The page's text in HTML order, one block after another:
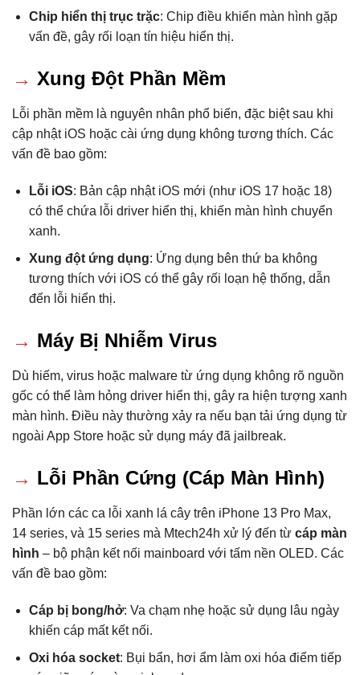
Chip hiển thị trục trặc: Chip điều khiển màn hình gặp
vấn đề, gây rối loạn tín hiệu hiển thị.
→ Xung Đột Phần Mềm
Lỗi phần mềm là nguyên nhân phổ biến, đặc biệt sau khi
cập nhật iOS hoặc cài ứng dụng không tương thích. Các
vấn đề bao gồm:
Lỗi iOS: Bản cập nhật iOS mới (như iOS 17 hoặc 18)
có thể chứa lỗi driver hiển thị, khiến màn hình chuyển
xanh.
Xung đột ứng dụng: Ứng dụng bên thứ ba không
tương thích với iOS có thể gây rối loạn hệ thống, dẫn
đến lỗi hiển thị.
→ Máy Bị Nhiễm Virus
Dù hiếm, virus hoặc malware từ ứng dụng không rõ nguồn
gốc có thể làm hỏng driver hiển thị, gây ra hiện tượng xanh
màn hình. Điều này thường xảy ra nếu bạn tải ứng dụng từ
ngoài App Store hoặc sử dụng máy đã jailbreak.
→ Lỗi Phần Cứng (Cáp Màn Hình)
Phần lớn các ca lỗi xanh lá cây trên iPhone 13 Pro Max,
14 series, và 15 series mà Mtech24h xử lý đến từ cáp màn
hình – bộ phận kết nối mainboard với tấm nền OLED. Các
vấn đề bao gồm:
Cáp bị bong/hở: Va chạm nhẹ hoặc sử dụng lâu ngày
khiến cáp mất kết nối.
Oxi hóa socket: Bụi bẩn, hơi ẩm làm oxi hóa điểm tiếp